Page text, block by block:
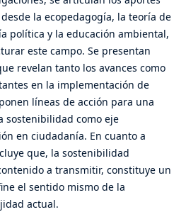
la ecopedagogía, la teoría de
política y la educación ambiental,
este campo. Se presentan
revelan tanto los avances como
en la implementación de
líneas de acción para una
sostenibilidad como eje
en ciudadanía. En cuanto a
que, la sostenibilidad
a transmitir, constituye un
el sentido mismo de la
actual.